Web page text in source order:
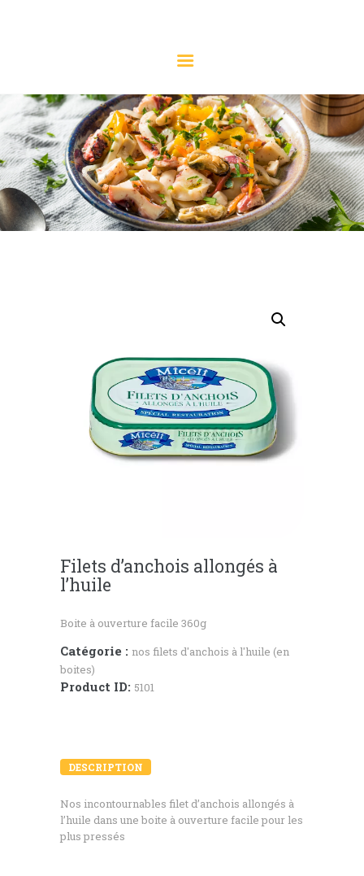
La référence de l'anchois
NOS PRODUITS
NOTRE HISTOIRE
L’ANCHOIS
LE SAVIEZ-VOUS ?
LES RECETTES
Filets d’anchois allongés à
l’huile
Boite à ouverture facile 360g
Catégorie : nos filets d'anchois à l'huile (en
boites)
Product ID: 5101
DESCRIPTION
Nos incontournables filet d’anchois allongés à
l’huile dans une boite à ouverture facile pour les
plus pressés